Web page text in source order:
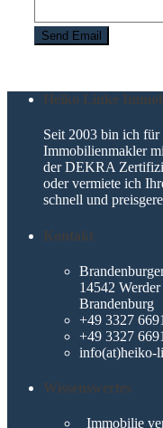
Heiko Linke
Seit 2003 bin ich
Immobilienmakler
der DEKRA
oder vermiete ich
schnell und
Kontakt
14542
Brandenburg
+49 3327
+49 3327
info(at)heiko-
Wissenswertes
Immobilie